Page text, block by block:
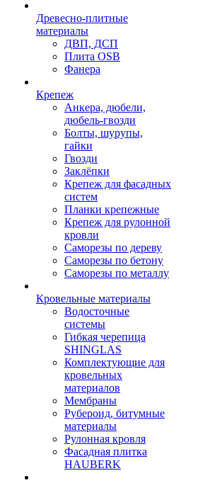
Древесно-плитные
материалы
ДВП, ДСП
Плита OSB
Фанера
Крепеж
Анкера, дюбели,
дюбель-гвозди
Болты, шурупы,
гайки
Гвозди
Заклёпки
Крепеж для фасадных
систем
Планки крепежные
Крепеж для рулонной
кровли
Саморезы по дереву
Саморезы по бетону
Саморезы по металлу
Кровельные материалы
Водосточные
системы
Гибкая черепица
SHINGLAS
Комплектующие для
кровельных
материалов
Мембраны
Рубероид, битумные
материалы
Рулонная кровля
Фасадная плитка
HAUBERK